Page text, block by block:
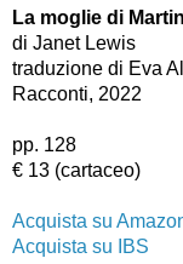
La moglie di
di Janet Lewis
traduzione di Eva
Racconti, 2022
pp. 128
€ 13 (cartaceo)
Acquista su
Acquista su IBS